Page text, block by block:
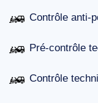
Contrôle anti-
Pré-contrôle
Contrôle